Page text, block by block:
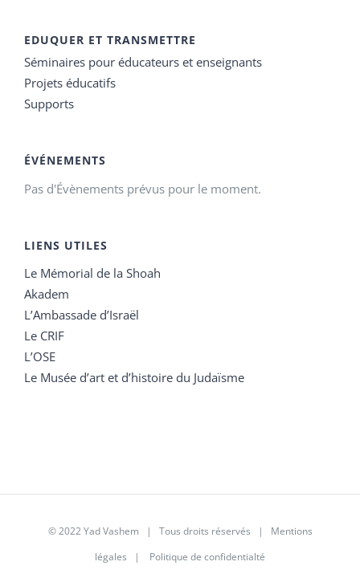
EDUQUER ET TRANSMETTRE
Séminaires pour éducateurs et enseignants
Projets éducatifs
Supports
ÉVÉNEMENTS
Pas d'Évènements prévus pour le moment.
LIENS UTILES
Le Mémorial de la Shoah
Akadem
L’Ambassade d’Israël
Le CRIF
L’OSE
Le Musée d’art et d’histoire du Judaïsme
© 2022 Yad Vashem | Tous droits réservés | Mentions
légales | Politique de confidentialté